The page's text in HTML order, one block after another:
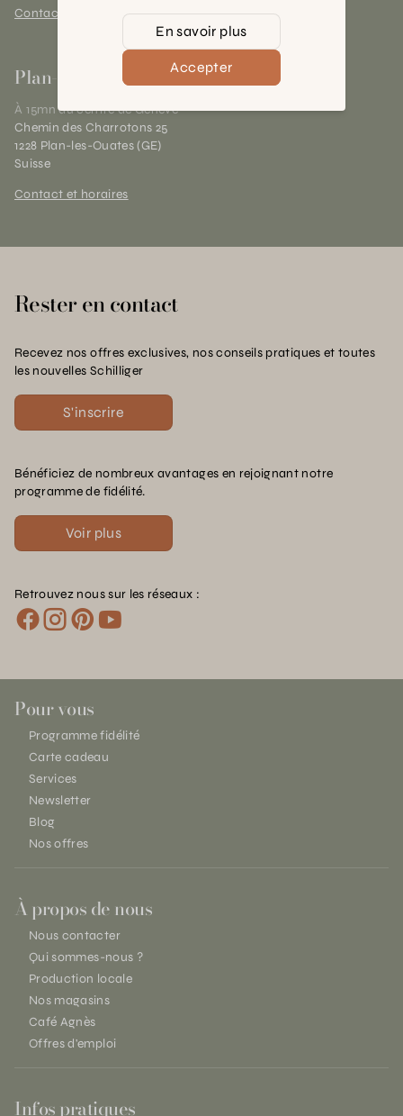
Contact et horaires
Plan-les-Ouates
À 15mn du centre de Genève
Chemin des Charrotons 25
1228 Plan-les-Ouates (GE)
Suisse
Contact et horaires
Rester en contact
Recevez nos offres exclusives, nos conseils pratiques et toutes
les nouvelles Schilliger
S'inscrire
Bénéficiez de nombreux avantages en rejoignant notre
programme de fidélité.
Voir plus
Retrouvez nous sur les réseaux :
Pour vous
Programme fidélité
Carte cadeau
Services
Newsletter
Blog
Nos offres
À propos de nous
Nous contacter
Qui sommes-nous ?
Production locale
Nos magasins
Café Agnès
Offres d'emploi
Infos pratiques
En savoir plus
Accepter